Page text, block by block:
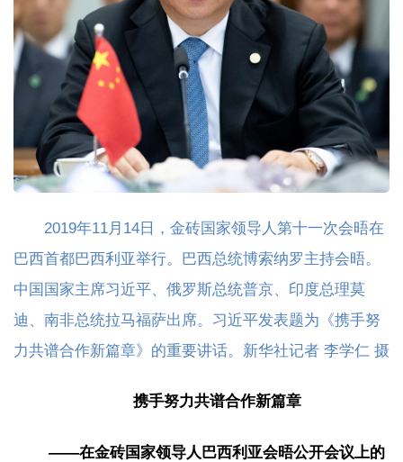
2019年11月14日，金砖国家领导人第十一次会晤在
巴西首都巴西利亚举行。巴西总统博索纳罗主持会晤。
中国国家主席习近平、俄罗斯总统普京、印度总理莫
迪、南非总统拉马福萨出席。习近平发表题为《携手努
力共谱合作新篇章》的重要讲话。新华社记者 李学仁 摄
携手努力共谱合作新篇章
——在金砖国家领导人巴西利亚会晤公开会议上的